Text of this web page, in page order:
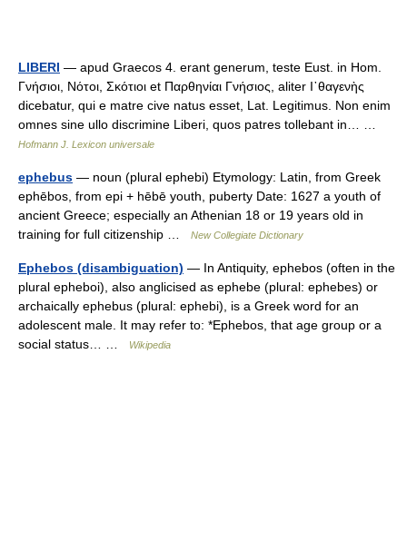
LIBERI — apud Graecos 4. erant generum, teste Eust. in Hom.
Γνήσιοι, Νότοι, Σκότιοι et Παρθηνίαι Γνήσιος, aliter Ι᾿θαγενὴς
dicebatur, qui e matre cive natus esset, Lat. Legitimus. Non enim
omnes sine ullo discrimine Liberi, quos patres tollebant in… …
Hofmann J. Lexicon universale
ephebus — noun (plural ephebi) Etymology: Latin, from Greek
ephēbos, from epi + hēbē youth, puberty Date: 1627 a youth of
ancient Greece; especially an Athenian 18 or 19 years old in
training for full citizenship …
New Collegiate Dictionary
Ephebos (disambiguation) — In Antiquity, ephebos (often in the
plural epheboi), also anglicised as ephebe (plural: ephebes) or
archaically ephebus (plural: ephebi), is a Greek word for an
adolescent male. It may refer to: *Ephebos, that age group or a
social status… …
Wikipedia